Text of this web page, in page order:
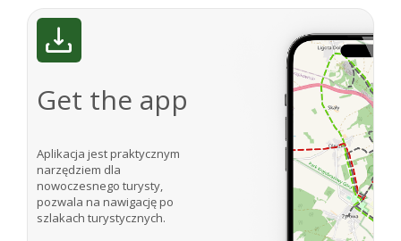
Get the app
Aplikacja jest praktycznym
narzędziem dla
nowoczesnego turysty,
pozwala na nawigację po
szlakach turystycznych.